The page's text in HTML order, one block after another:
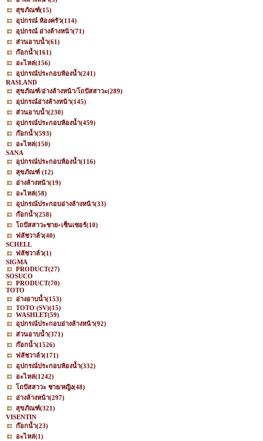
สุขภัณฑ์(15)
อุปกรณ์ ห้องครัว(114)
อุปกรณ์ อ่างล้างหน้า(71)
ส่วนอาบน้ำ(61)
ก๊อกน้ำ(161)
อะไหล่(156)
อุปกรณ์ประกอบห้องน้ำ(241)
RASLAND
สุขภัณฑ์/อ่างล้างหน้า/โถปัสสาวะ(289)
อุปกรณ์อ่างล้างหน้า(145)
ส่วนอาบน้ำ(230)
อุปกรณ์ประกอบห้องน้ำ(459)
ก๊อกน้ำ(593)
อะไหล่(150)
SANA
อุปกรณ์ประกอบห้องน้ำ(116)
สุขภัณฑ์ (12)
อ่างล้างหน้า(19)
อะไหล่(58)
อุปกรณ์ประกอบอ่างล้างหน้า(33)
ก๊อกน้ำ(258)
โถปัสสาวะชาย+เซ็นเซอร์(10)
ฟลัชวาล์ว(40)
SCHELL
ฟลัชวาล์ว(1)
SIGMA
PRODUCT(27)
SOSUCO
PRODUCT(70)
TOTO
อ่างอาบน้ำ(153)
TOTO (SV)(15)
WASHLET(59)
อุปกรณ์ประกอบอ่างล้างหน้า(92)
ส่วนอาบน้ำ(371)
ก๊อกน้ำ(1526)
ฟลัชวาล์ว(171)
อุปกรณ์ประกอบห้องน้ำ(332)
อะไหล่(1242)
โถปัสสาวะ ชาย/หญิง(48)
อ่างล้างหน้า(297)
สุขภัณฑ์(321)
VISENTIN
ก๊อกน้ำ(23)
อะไหล่(1)